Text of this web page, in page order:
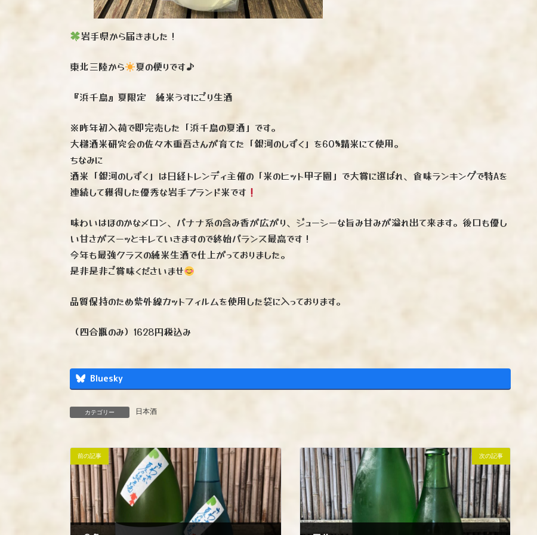
岩手県から届きました！
東北三陸から 夏の便りです♪
『浜千鳥』夏限定 純米うすにごり生酒
※昨年初入荷で即完売した「浜千鳥の夏酒」です。
大槌酒米研究会の佐々木重吾さんが育てた「銀河のしずく」を60%精米にて使用。
ちなみに
酒米「銀河のしずく」は日経トレンディ主催の「米のヒット甲子園」で大賞に選ばれ、食味ランキングで特Aを
連続して獲得した優秀な岩手ブランド米です
味わいはほのかなメロン、バナナ系の含み香が広がり、ジューシーな旨み甘みが溢れ出て来ます。後口も優し
い甘さがスーッとキレていきますので終始バランス最高です！
今年も最強クラスの純米生酒で仕上がっておりました。
是非是非ご賞味くださいませ
品質保持のため紫外線カットフィルムを使用した袋に入っております。
（四合瓶のみ）1628円税込み
Bluesky
カテゴリー 日本酒
前の記事 次の記事